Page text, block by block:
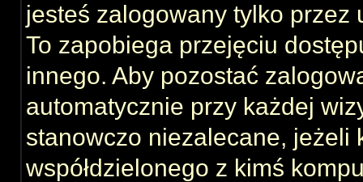
jesteś zalogowany tylko
To zapobiega przejęciu
innego. Aby pozostać
automatycznie przy każdej
stanowczo niezalecane, jeżeli
współdzielonego z kimś